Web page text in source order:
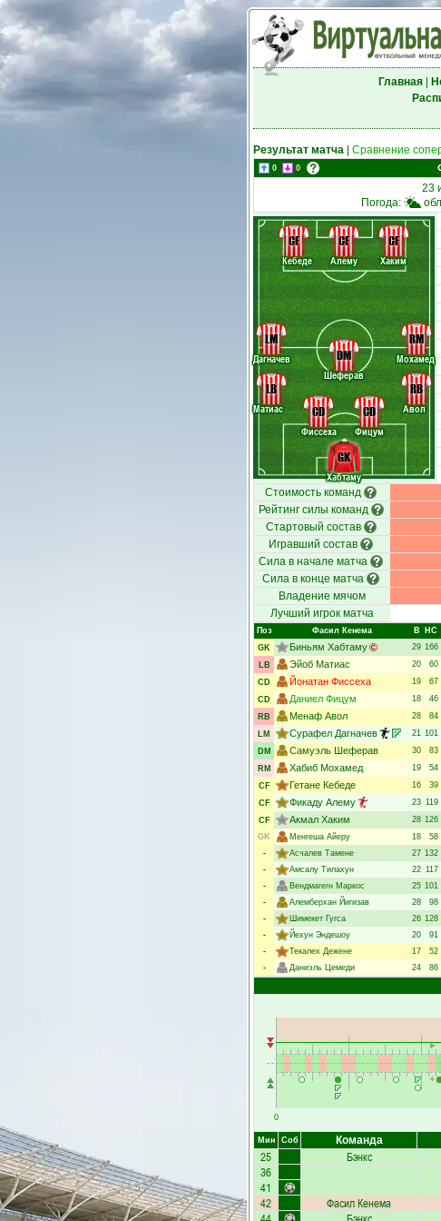
Главная|
Результат матча Сравнение
0 0
23
Погода:
Хабтаму
Матиас
Фиссеха
Фицум
Авол
Дагначев
Шеферав
Мохамед
Кебеде Алему Хаким
GK
LB
CD
CD
RB
LM
DM
RM
CF CF CF
Стоимость команд
Рейтинг силы команд
Стартовый состав
Игравший состав
Сила в начале матча
Сила в конце матча
Владение мячом
Лучший игрок матча
Поз
Фасил Кенема В НC
GK
Биньям Хабтаму 29 166
LB
Эйоб Матиас 20 60
CD
Йонатан Фиссеха 19 67
CD
Даниел Фицум 18 46
RB
Менаф Авол 28 84
LM
Сурафел Дагначев 21 101
DM
Самуэль Шеферав 30 83
RM
Хабиб Мохамед 19 54
CF
Гетане Кебеде 16 39
CF
Фикаду Алему 23 119
CF
Акмал Хаким 28 126
GK
Менгеша Айеру 18 58
-
Асчалев Тамене 27 132
-
Амсалу Тилахун 22 117
-
Вендмагегн Маркос 25 101
-
Алемберхан Йигизав 28 98
-
Шимекет Гугса 26 128
-
Йехун Эндешоу 20 91
-
Текалех Дежене 17 52
-
Даниэль Цемеди 24 86
0
Мин Соб Команда
25 Бэнкс
36
41
42 Фасил Кенема